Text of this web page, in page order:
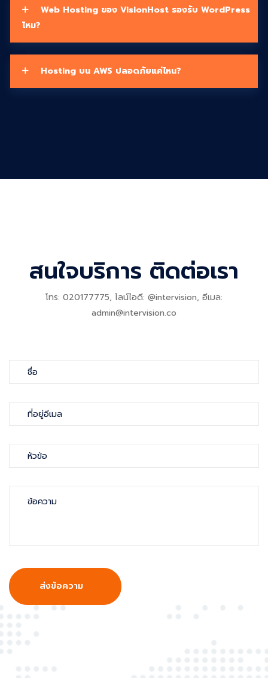
Web Hosting ของ VisionHost รองรับ WordPress
ไหม?
Hosting บน AWS ปลอดภัยแค่ไหน?
สนใจบริการ ติดต่อเรา
โทร: 020177775, ไลน์ไอดี: @intervision, อีเมล:
admin@intervision.co
ส่งข้อความ